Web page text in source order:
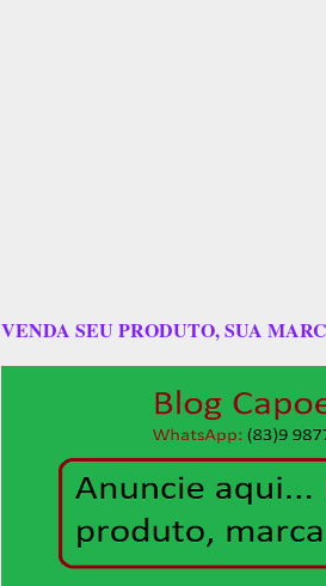
VENDA SEU PRODUTO, SUA